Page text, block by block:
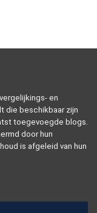
en
die beschikbaar zijn
toegevoegde blogs.
door hun
is afgeleid van hun